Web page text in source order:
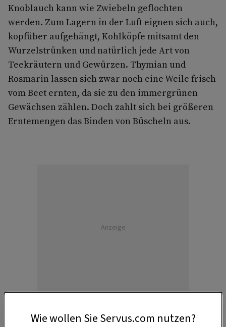
Knoblauch kann wie Zwiebeln geflochten
werden. Zum Lagern in der Luft eignen sich auch,
kopfüber aufgehängt, Kohlköpfe mitsamt den
Wurzelstrünken und natürlich jede Art von
Teekräutern und Gewürzen. Thymian und
Rosmarin lassen sich zwar noch eine Weile frisch
vom Beet ernten, da sie zu den immergrünen
Gewächsen zählen. Doch zahlt sich bei größeren
Erntemengen das Binden von Büscheln aus.
Anzeige
Wie wollen Sie Servus.com nutzen?